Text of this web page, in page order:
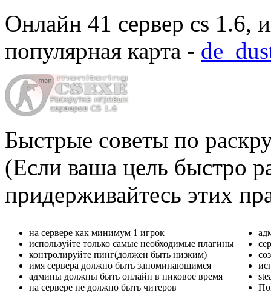
Онлайн 41 сервер cs 1.6,
популярная карта -
Быстрые советы по
(Если ваша цель быстро
придерживайтесь этих
на сервере как минимум 1 игрок
используйте только самые необходимые плагины
контролируйте пинг(должен быть низким)
имя сервера должно быть запоминающимся
админы должны быть онлайн в пиковое время
на сервере не должно быть читеров